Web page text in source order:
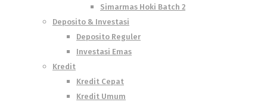
Simarmas Hoki Batch 2
Deposito & Investasi
Deposito Reguler
Investasi Emas
Kredit
Kredit Cepat
Kredit Umum